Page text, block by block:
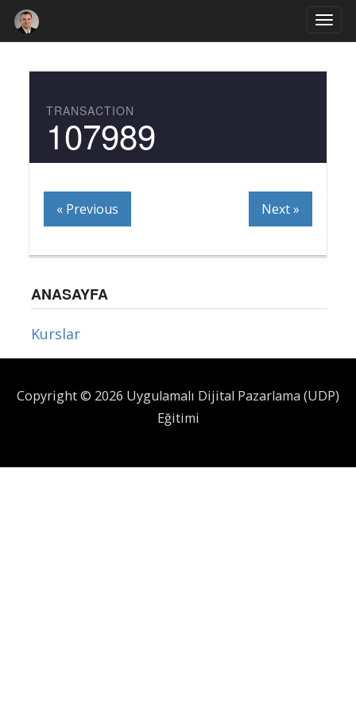
TRANSACTION
107989
« Previous Next »
ANASAYFA
Kurslar
Copyright © 2026 Uygulamalı Dijital Pazarlama (UDP)
Eğitimi